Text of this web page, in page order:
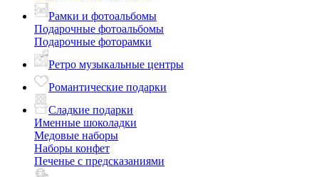
Рамки и фотоальбомы
Подарочные фотоальбомы
Подарочные фоторамки
Ретро музыкальные центры
Романтические подарки
Сладкие подарки
Именные шоколадки
Медовые наборы
Наборы конфет
Печенье с предсказаниями